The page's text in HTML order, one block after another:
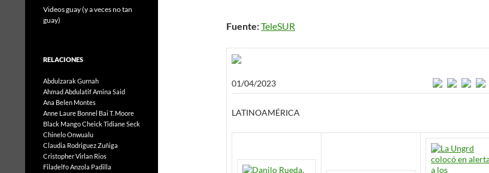
Fuente:TeleSUR
01/04/2023
LATINOAMÉRICA
Videos guay (y a veces no tan
guay)
RELACIONES
Abdulzarak Gurnah
Ahmad AbdulatifAmina Said
Ana Belen Montes
Anne Laure Bonnel Bai T. Moore
Black MangoCheick Tidiane Seck
Chinelo Onwualu
Claudia Rodriguez Zuñiga
Cristopher Virlan Rios
Filadelfo Anzola Padilla